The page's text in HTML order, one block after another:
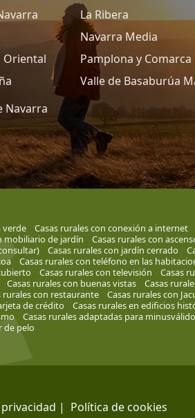
La Ribera
Navarra Media
Oriental
Pamplona y Comarca
Valle de Basaburúa
Navarra
verde Casas rurales con conexión a internet
mobiliario de jardín Casas rurales con
Casas rurales con jardín cerrado
Casas rurales con teléfono en las
Casas rurales con televisión Casas
Casas rurales con buenas vistas Casas
rurales con restaurante Casas rurales con
de crédito Casas rurales en edificios
Casas rurales adaptadas para
de pelo
| Política de cookies